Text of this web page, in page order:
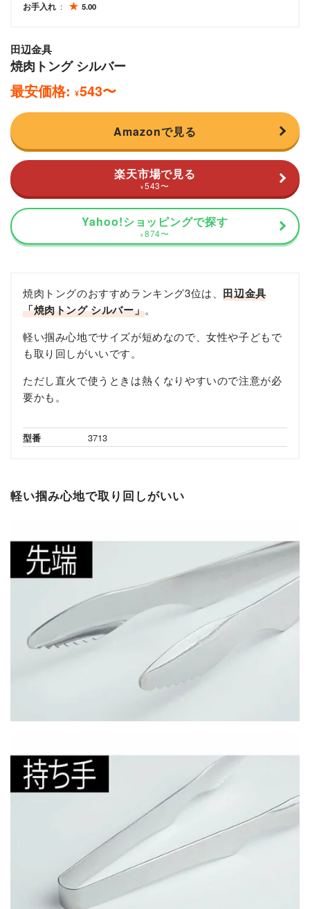
お手入れ
5.00
田辺金具
焼肉トング シルバー
最安価格: ¥543〜
Amazonで見る
楽天市場で見る
¥ 543〜
Yahoo!ショッピングで探す
¥ 874〜
焼肉トングのおすすめランキング3位は、田辺金具
「焼肉トング シルバー」。
軽い掴み心地でサイズが短めなので、女性や子どもで
も取り回しがいいです。
ただし直火で使うときは熱くなりやすいので注意が必
要かも。
型番 3713
軽い掴み心地で取り回しがいい